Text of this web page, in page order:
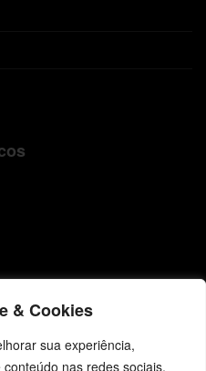
& Cookies
sua experiência,
nas redes sociais,